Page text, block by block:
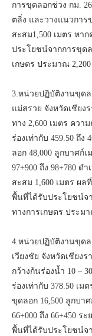
การขุดลอกช่วง กม.
ตลิ่ง และวางแนวการ
สะสม1,500 เมตร หา
ประโยชน์จากการขุด
เกษตร ประมาณ 2,200
3.หน่วยปฏิบัติงานขุด
แม่สรวย จังหวัดเชียง
ทาง 2,600 เมตร ควา
ร่องเท่ากับ 459.50 ถึ
ลอก 48,000 ลูกบาศก์
97+900 ถึง 98+780 ด
สะสม 1,600 เมตร ผ
พื้นที่ได้รับประโยชน์จ
ทางการเกษตร ประม
4.หน่วยปฏิบัติงานขุดล
เวียงชัย จังหวัดเชียง
กว้างก้นร่องน้ำ 10 –
ร่องเท่ากับ 378.50 เ
ขุดลอก 16,500 ลูกบา
66+000 ถึง 66+450
พื้นที่ได้รับประโยชน์จ